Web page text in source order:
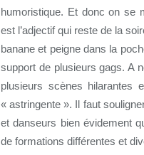
humoristique. Et donc on se
est l’adjectif qui reste de la
banane et peigne dans la
support de plusieurs gags. A
plusieurs scènes hilarantes
« astringente ». Il faut
et danseurs bien évidement
de formations différentes et